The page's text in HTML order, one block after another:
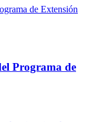
Programa de